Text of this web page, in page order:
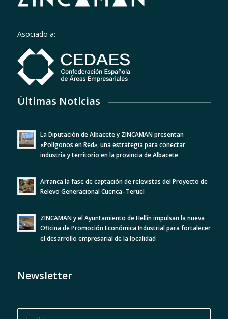
Asociado a:
Últimas Noticias
La Diputación de Albacete y ZINCAMAN presentan
«Polígonos en Red», una estrategia para conectar
industria y territorio en la provincia de Albacete
Arranca la fase de captación de relevistas del Proyecto de
Relevo Generacional Cuenca–Teruel
ZINCAMAN y el Ayuntamiento de Hellín impulsan la nueva
Oficina de Promoción Económica Industrial para fortalecer
el desarrollo empresarial de la localidad
Newsletter